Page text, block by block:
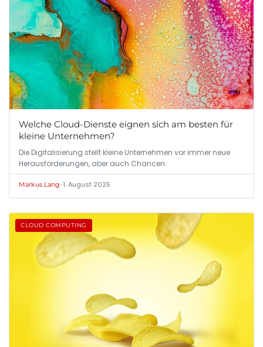
Welche Cloud-Dienste eignen sich am besten für
kleine Unternehmen?
Die Digitalisierung stellt kleine Unternehmen vor immer neue
Herausforderungen, aber auch Chancen.
Markus Lang•1. August 2025
CLOUD COMPUTING